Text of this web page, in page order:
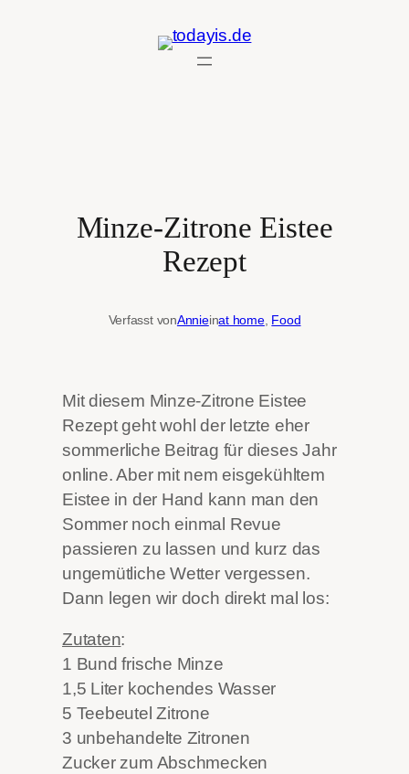
Minze-Zitrone Eistee
Rezept
Verfasst vonAnnieinat home, Food
Mit diesem Minze-Zitrone Eistee
Rezept geht wohl der letzte eher
sommerliche Beitrag für dieses Jahr
online. Aber mit nem eisgekühltem
Eistee in der Hand kann man den
Sommer noch einmal Revue
passieren zu lassen und kurz das
ungemütliche Wetter vergessen.
Dann legen wir doch direkt mal los:
Zutaten:
1 Bund frische Minze
1,5 Liter kochendes Wasser
5 Teebeutel Zitrone
3 unbehandelte Zitronen
Zucker zum Abschmecken